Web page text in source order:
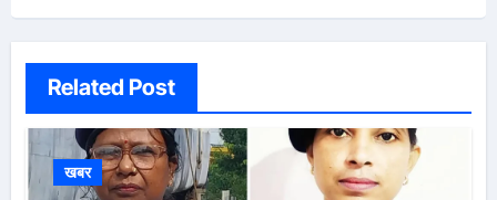
Related Post
खबर